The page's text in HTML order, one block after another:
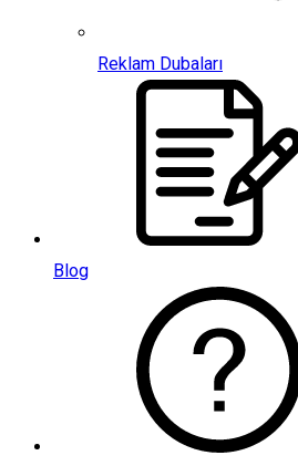
Reklam Dubaları
Blog